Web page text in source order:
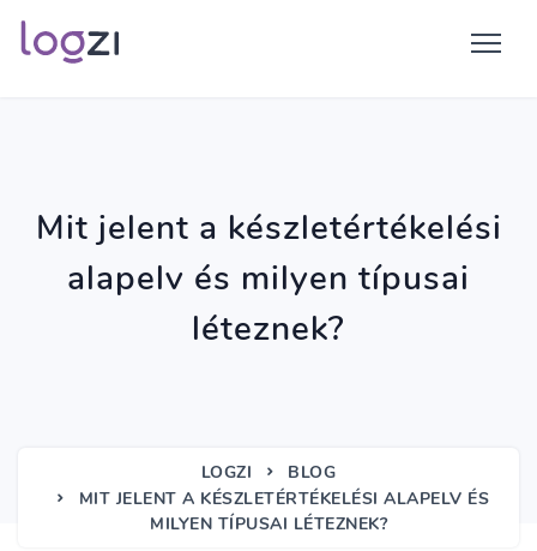
Mit jelent a készletértékelési
alapelv és milyen típusai
léteznek?
LOGZI
BLOG
MIT JELENT A KÉSZLETÉRTÉKELÉSI ALAPELV ÉS
MILYEN TÍPUSAI LÉTEZNEK?